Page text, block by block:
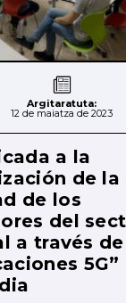
Argitaratuta:
12 de maiatza de 2023
a la
de la
de los
del
a través de
5G”